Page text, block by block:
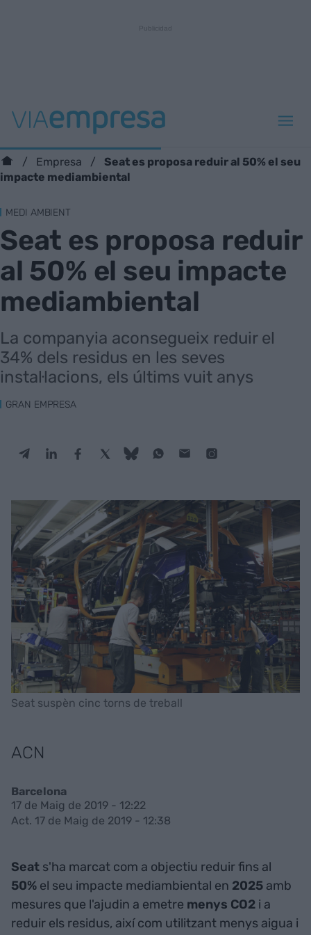
Empresa
Seat es proposa reduir al 50% el seu
impacte mediambiental
MEDI AMBIENT
Seat es proposa reduir
al 50% el seu impacte
mediambiental
La companyia aconsegueix reduir el
34% dels residus en les seves
instal·lacions, els últims vuit anys
GRAN EMPRESA
Seat suspèn cinc torns de treball
ACN
Barcelona
17 de Maig de 2019 - 12:22
Act. 17 de Maig de 2019 - 12:38
Seat s'ha marcat com a objectiu reduir fins al
50% el seu impacte mediambiental en 2025 amb
mesures que l'ajudin a emetre menys CO2 i a
reduir els residus, així com utilitzant menys aigua i